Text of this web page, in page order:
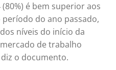
é bem superior aos
do ano passado,
níveis do início da
de trabalho
o documento.